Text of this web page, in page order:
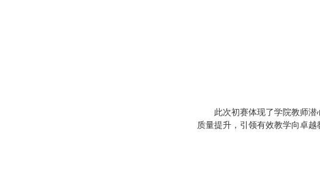
此次初赛体现了学院教师
质量提升，引领有效教学向卓越